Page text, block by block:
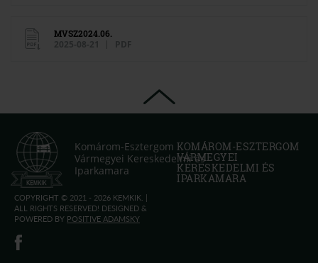
MVSZ2024.06.
2025-08-21 PDF
Komárom-Esztergom
Vármegyei Kereskedelmi és
Iparkamara
COPYRIGHT © 2021 - 2026 KEMKIK. |
ALL RIGHTS RESERVED! DESIGNED &
POWERED BY POSITIVE ADAMSKY
KOMÁROM-ESZTERGOM
VÁRMEGYEI
KERESKEDELMI ÉS
IPARKAMARA